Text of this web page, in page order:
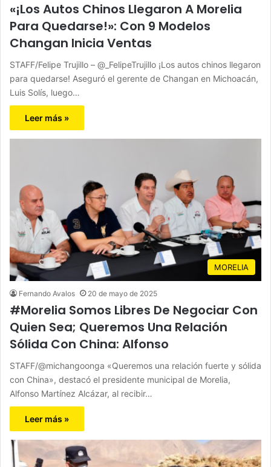
«¡Los Autos Chinos Llegaron A Morelia
Para Quedarse!»: Con 9 Modelos
Changan Inicia Ventas
STAFF/Felipe Trujillo – @_FelipeTrujillo ¡Los autos chinos llegaron
para quedarse! Aseguró el gerente de Changan en Michoacán,
Luis Solís, luego…
Leer más »
MORELIA
Fernando Avalos 20 de mayo de 2025
#Morelia Somos Libres De Negociar Con
Quien Sea; Queremos Una Relación
Sólida Con China: Alfonso
STAFF/@michangoonga «Queremos una relación fuerte y sólida
con China», destacó el presidente municipal de Morelia,
Alfonso Martínez Alcázar, al recibir…
Leer más »